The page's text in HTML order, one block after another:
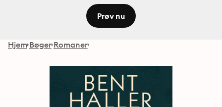
Prøv nu
Hjem Bøger Romaner